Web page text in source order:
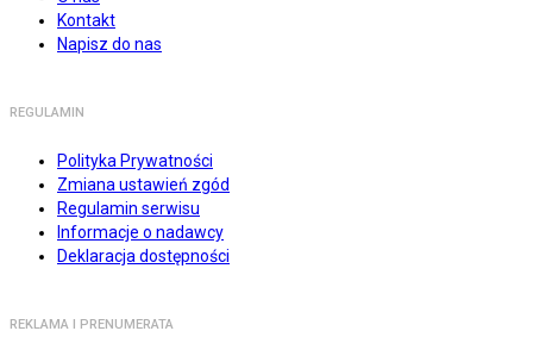
Kontakt
Napisz do nas
REGULAMIN
Polityka Prywatności
Zmiana ustawień zgód
Regulamin serwisu
Informacje o nadawcy
Deklaracja dostępności
REKLAMA I PRENUMERATA